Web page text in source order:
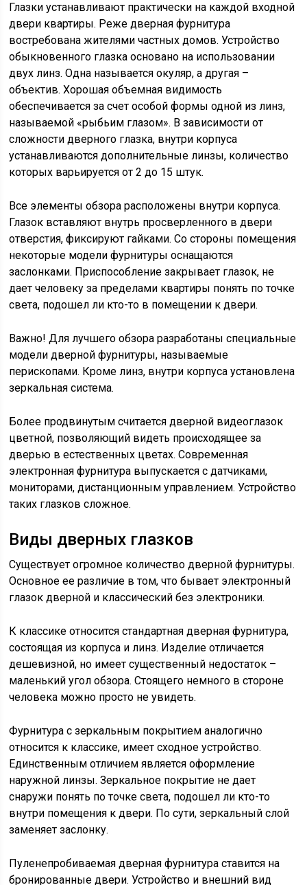
Глазки устанавливают практически на каждой входной
двери квартиры. Реже дверная фурнитура
востребована жителями частных домов. Устройство
обыкновенного глазка основано на использовании
двух линз. Одна называется окуляр, а другая –
объектив. Хорошая объемная видимость
обеспечивается за счет особой формы одной из линз,
называемой «рыбьим глазом». В зависимости от
сложности дверного глазка, внутри корпуса
устанавливаются дополнительные линзы, количество
которых варьируется от 2 до 15 штук.
Все элементы обзора расположены внутри корпуса.
Глазок вставляют внутрь просверленного в двери
отверстия, фиксируют гайками. Со стороны помещения
некоторые модели фурнитуры оснащаются
заслонками. Приспособление закрывает глазок, не
дает человеку за пределами квартиры понять по точке
света, подошел ли кто-то в помещении к двери.
Важно! Для лучшего обзора разработаны специальные
модели дверной фурнитуры, называемые
перископами. Кроме линз, внутри корпуса установлена
зеркальная система.
Более продвинутым считается дверной видеоглазок
цветной, позволяющий видеть происходящее за
дверью в естественных цветах. Современная
электронная фурнитура выпускается с датчиками,
мониторами, дистанционным управлением. Устройство
таких глазков сложное.
Виды дверных глазков
Существует огромное количество дверной фурнитуры.
Основное ее различие в том, что бывает электронный
глазок дверной и классический без электроники.
К классике относится стандартная дверная фурнитура,
состоящая из корпуса и линз. Изделие отличается
дешевизной, но имеет существенный недостаток –
маленький угол обзора. Стоящего немного в стороне
человека можно просто не увидеть.
Фурнитура с зеркальным покрытием аналогично
относится к классике, имеет сходное устройство.
Единственным отличием является оформление
наружной линзы. Зеркальное покрытие не дает
снаружи понять по точке света, подошел ли кто-то
внутри помещения к двери. По сути, зеркальный слой
заменяет заслонку.
Пуленепробиваемая дверная фурнитура ставится на
бронированные двери. Устройство и внешний вид